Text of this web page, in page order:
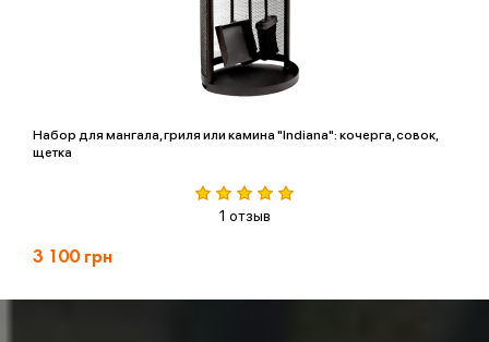
Набор для мангала, гриля или камина "Indiana": кочерга, совок,
щетка
1 отзыв
3 100грн